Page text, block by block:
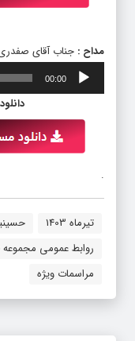
مداح : جناب آقای
پخش‌کننده
صوت
00:00
دانلود
.
تیرماه 1403
روابط عمومی مجموعه
مراسمات ویژه